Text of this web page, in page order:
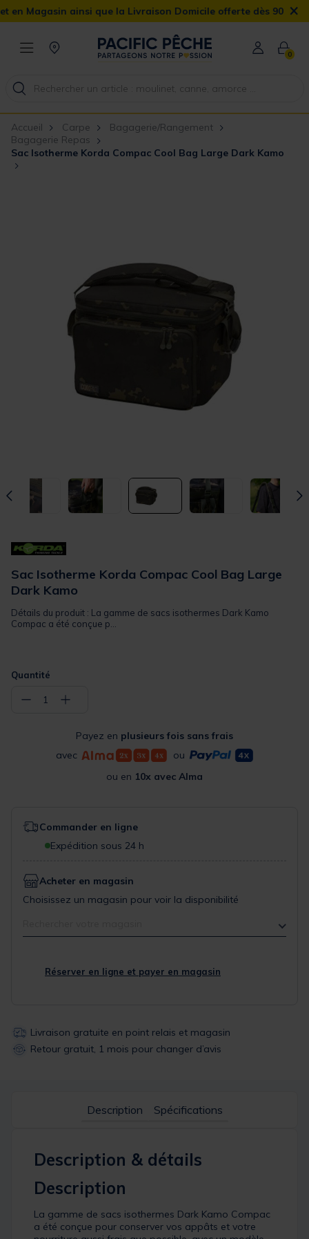
ainsi que la Livraison Domicile offerte dès 90€ ×
0
Accueil Carpe
Bagagerie/Rangement
Bagagerie Repas
Sac Isotherme Korda Compac Cool Bag Large Dark Kamo
Sac Isotherme Korda Compac Cool Bag Large
Dark Kamo
Détails du produit : La gamme de sacs isothermes Dark Kamo
Compac a été conçue p...
Quantité
− 1 +
Payez en plusieurs fois sans frais
avec
ou
ou en 10x avec Alma
Commander en ligne
Expédition sous 24 h
Acheter en magasin
Choisissez un magasin pour voir la disponibilité
Réserver en ligne et payer en magasin
Livraison gratuite en point relais et magasin
Retour gratuit, 1 mois pour changer d’avis
Description Spécifications
Description & détails
Description
La gamme de sacs isothermes Dark Kamo Compac
a été conçue pour conserver vos appâts et votre